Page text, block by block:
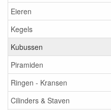
Eieren
Kegels
Kubussen
Piramiden
Ringen - Kransen
Cilinders & Staven